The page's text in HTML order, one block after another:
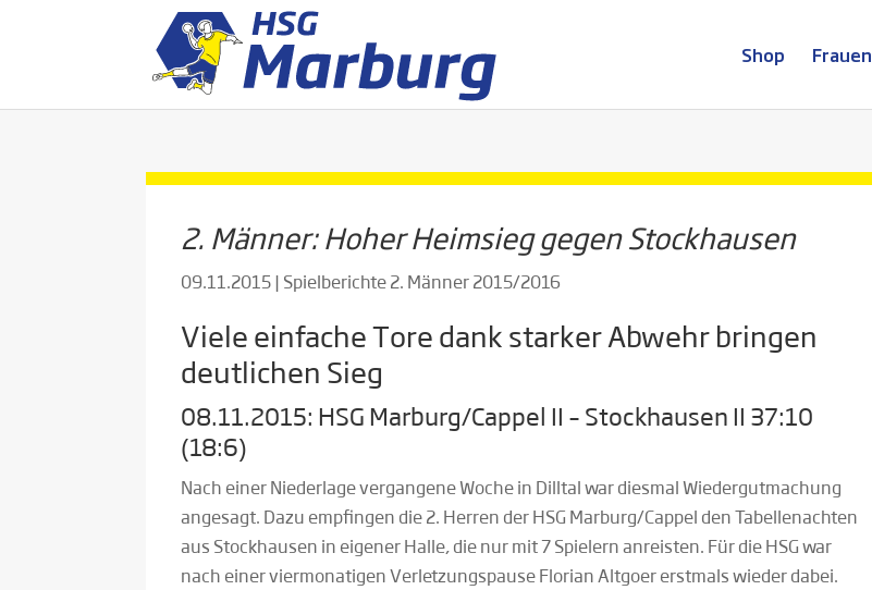
Shop Frauen
2. Männer: Hoher Heimsieg gegen Stockhausen
09.11.2015| Spielberichte 2. Männer 2015/2016
Viele einfache Tore dank starker Abwehr bringen
deutlichen Sieg
08.11.2015: HSG Marburg/Cappel II – Stockhausen II 37:10
(18:6)
Nach einer Niederlage vergangene Woche in Dilltal war diesmal Wiedergutmachung
angesagt. Dazu empfingen die 2. Herren der HSG Marburg/Cappel den Tabellenachten
aus Stockhausen in eigener Halle, die nur mit 7 Spielern anreisten. Für die HSG war
nach einer viermonatigen Verletzungspause Florian Altgoer erstmals wieder dabei.